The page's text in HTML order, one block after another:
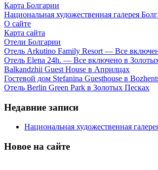
Карта Болгарии
Национальная художественная галерея
О сайте
Карта сайта
Отели Болгарии
Отель Arkutino Family Resort — Все
Отель Elena 24h. — Все включено в
Balkandzhii Guest House в Априлцах
Гостевой дом Stefanina Guesthouse в
Отель Berlin Green Park в Золотых Песках
Недавние записи
Национальная художественная
Новое на сайте